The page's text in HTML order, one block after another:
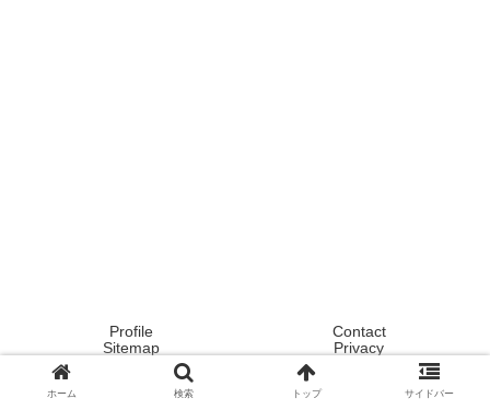
Profile
Contact
Sitemap
Privacy
Copyright © 2020 Tokyo ! Japan ! Life now ! All Rights Reserved.
ホーム 検索 トップ サイドバー